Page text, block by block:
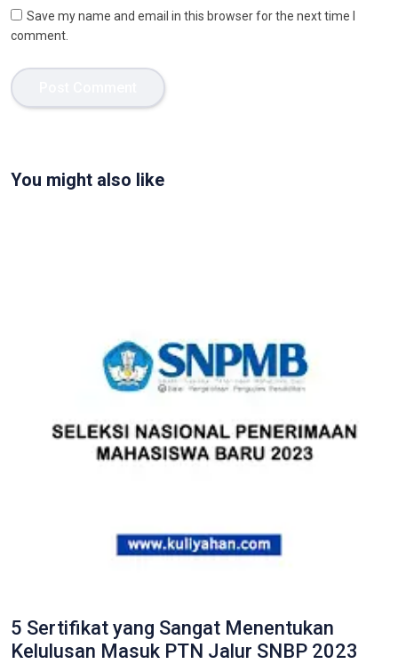
Save my name and email in this browser for the next time I
comment.
You might also like
5 Sertifikat yang Sangat Menentukan
Kelulusan Masuk PTN Jalur SNBP 2023